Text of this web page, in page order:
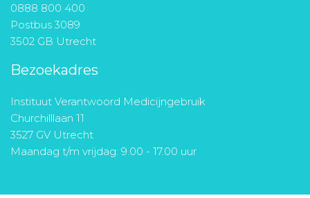
0888 800 400
Postbus 3089
3502 GB Utrecht
Bezoekadres
Instituut Verantwoord Medicijngebruik
Churchilllaan 11
3527 GV Utrecht
Maandag t/m vrijdag: 9.00 - 17.00 uur